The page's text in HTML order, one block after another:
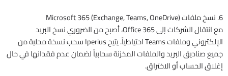
6. نسخ ملفات Microsoft 365 (Exchange, Teams, OneDrive)
مع انتقال الشركات إلى Office 365، أصبح من الضروري نسخ البريد
الإلكتروني وملفات Teams احتياطياً. يتيح Iperius سحب نسخة محلية من
جميع صناديق البريد والملفات المخزنة سحابياً لضمان عدم فقدانها في حال
إغلاق الحساب أو الاختراق.